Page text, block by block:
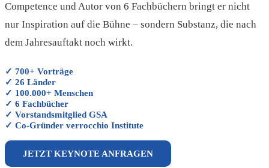
Competence und Autor von 6 Fachbüchern bringt er nicht
nur Inspiration auf die Bühne – sondern Substanz, die nach
dem Jahresauftakt noch wirkt.
✓ 700+ Vorträge
✓ 26 Länder
✓ 100.000+ Menschen
✓ 6 Fachbücher
✓ Vorstandsmitglied GSA
✓ Co-Gründer verrocchio Institute
JETZT KEYNOTE ANFRAGEN